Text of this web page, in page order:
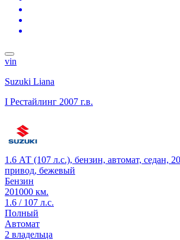
vin
Suzuki Liana
I Рестайлинг 2007 г.в.
1.6 АТ (107 л.с.), бензин, автомат, седан,
привод, бежевый
Бензин
201000 км.
1.6 / 107 л.с.
Полный
Автомат
2 владельца